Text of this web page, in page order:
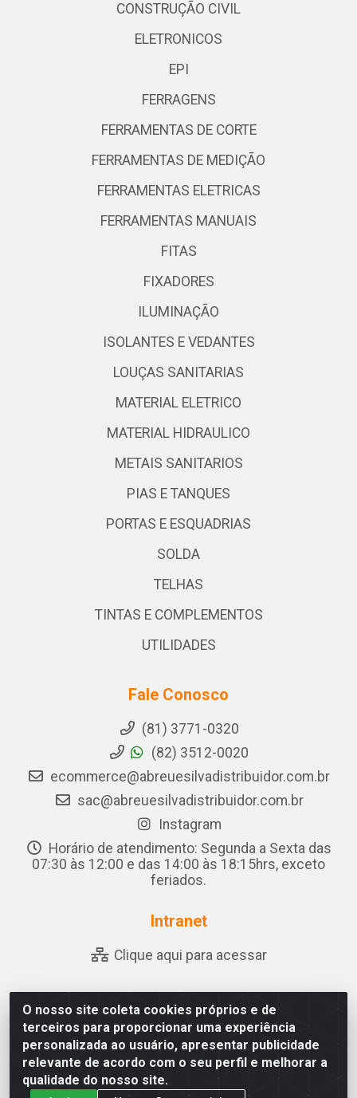
O nosso site coleta cookies próprios e de
terceiros para proporcionar uma experiência
personalizada ao usuário, apresentar publicidade
relevante de acordo com o seu perfil e melhorar a
qualidade do nosso site.
CONSTRUÇÃO CIVIL
ELETRONICOS
EPI
FERRAGENS
FERRAMENTAS DE CORTE
FERRAMENTAS DE MEDIÇÃO
FERRAMENTAS ELETRICAS
FERRAMENTAS MANUAIS
FITAS
FIXADORES
ILUMINAÇÃO
ISOLANTES E VEDANTES
LOUÇAS SANITARIAS
MATERIAL ELETRICO
MATERIAL HIDRAULICO
METAIS SANITARIOS
PIAS E TANQUES
PORTAS E ESQUADRIAS
SOLDA
TELHAS
TINTAS E COMPLEMENTOS
UTILIDADES
Fale Conosco
(81) 3771-0320
(82) 3512-0020
ecommerce@abreuesilvadistribuidor.com.br
sac@abreuesilvadistribuidor.com.br
Instagram
Horário de atendimento: Segunda a Sexta das
07:30 às 12:00 e das 14:00 às 18:15hrs, exceto
feriados.
Intranet
Clique aqui para acessar
Abreu & Silva - Rua Padre Jose de Souza Leite, 265 - Ariado,
Olho D'Água das Flores/AL - CEP 57.442-000 - CNPJ
04.790.656/0001-06